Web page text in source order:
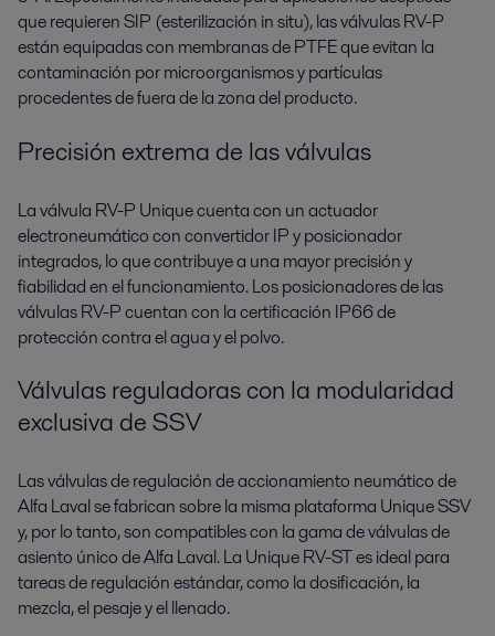
que requieren SIP (esterilización in situ), las válvulas RV-P
están equipadas con membranas de PTFE que evitan la
contaminación por microorganismos y partículas
procedentes de fuera de la zona del producto.
Precisión extrema de las válvulas
La válvula RV-P Unique cuenta con un actuador
electroneumático con convertidor IP y posicionador
integrados, lo que contribuye a una mayor precisión y
fiabilidad en el funcionamiento. Los posicionadores de las
válvulas RV-P cuentan con la certificación IP66 de
protección contra el agua y el polvo.
Válvulas reguladoras con la modularidad
exclusiva de SSV
Las válvulas de regulación de accionamiento neumático de
Alfa Laval se fabrican sobre la misma plataforma Unique SSV
y, por lo tanto, son compatibles con la gama de válvulas de
asiento único de Alfa Laval. La Unique RV-ST es ideal para
tareas de regulación estándar, como la dosificación, la
mezcla, el pesaje y el llenado.